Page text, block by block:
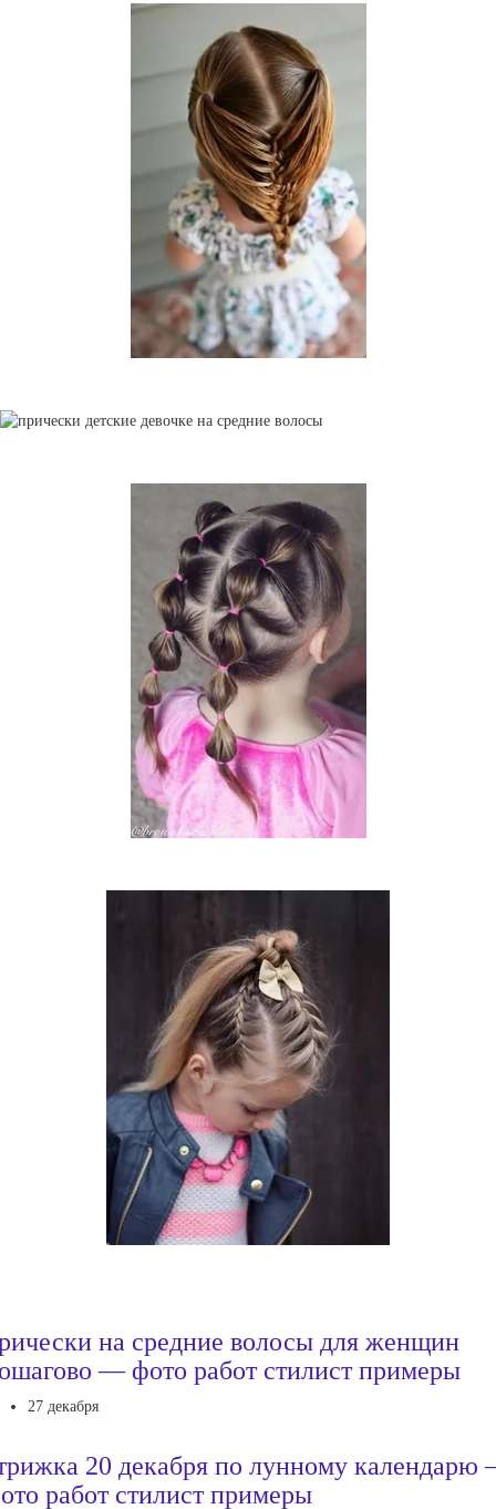
на средние волосы для женщин
— фото работ стилист примеры
27 декабря
20 декабря по лунному календарю
работ стилист примеры